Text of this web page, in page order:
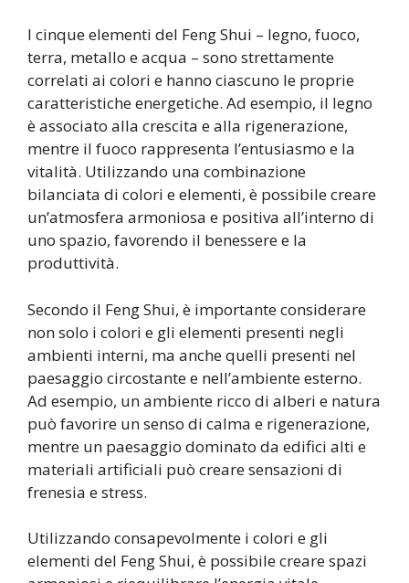
I cinque elementi del Feng Shui – legno, fuoco,
terra, metallo e acqua – sono strettamente
correlati ai colori e hanno ciascuno le proprie
caratteristiche energetiche. Ad esempio, il legno
è associato alla crescita e alla rigenerazione,
mentre il fuoco rappresenta l’entusiasmo e la
vitalità. Utilizzando una combinazione
bilanciata di colori e elementi, è possibile creare
un’atmosfera armoniosa e positiva all’interno di
uno spazio, favorendo il benessere e la
produttività.
Secondo il Feng Shui, è importante considerare
non solo i colori e gli elementi presenti negli
ambienti interni, ma anche quelli presenti nel
paesaggio circostante e nell’ambiente esterno.
Ad esempio, un ambiente ricco di alberi e natura
può favorire un senso di calma e rigenerazione,
mentre un paesaggio dominato da edifici alti e
materiali artificiali può creare sensazioni di
frenesia e stress.
Utilizzando consapevolmente i colori e gli
elementi del Feng Shui, è possibile creare spazi